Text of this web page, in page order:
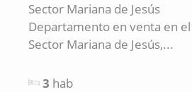
Sector Mariana de Jesús
Departamento en venta en
Sector Mariana de Jesús,...
3 hab